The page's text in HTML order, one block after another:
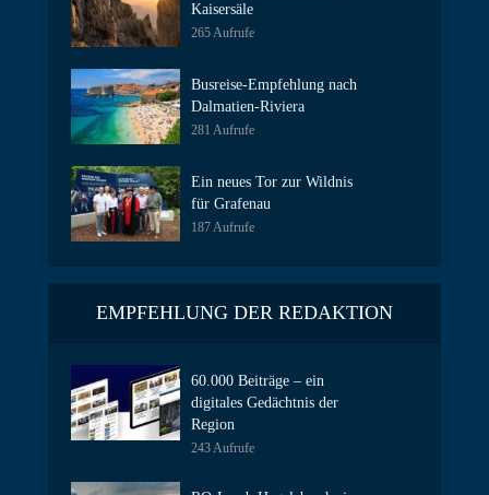
Kaisersäle
265 Aufrufe
Busreise-Empfehlung nach
Dalmatien-Riviera
281 Aufrufe
Ein neues Tor zur Wildnis
für Grafenau
187 Aufrufe
EMPFEHLUNG DER REDAKTION
60.000 Beiträge – ein
digitales Gedächtnis der
Region
243 Aufrufe